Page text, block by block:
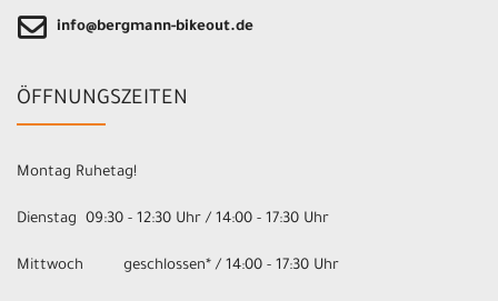
info@bergmann-bikeout.de
ÖFFNUNGSZEITEN
Montag Ruhetag!
Dienstag 09:30 - 12:30 Uhr / 14:00 - 17:30 Uhr
Mittwoch geschlossen* / 14:00 - 17:30 Uhr